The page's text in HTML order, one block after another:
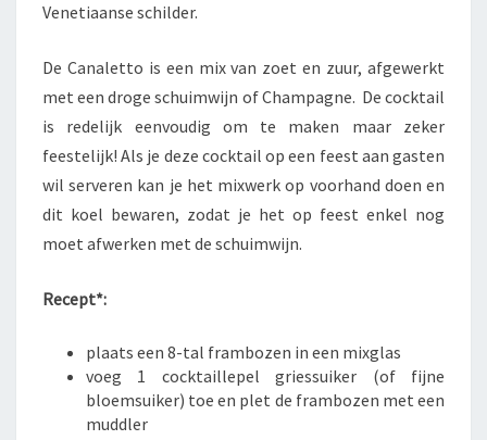
Venetiaanse schilder.
De Canaletto is een mix van zoet en zuur, afgewerkt
met een droge schuimwijn of Champagne. De cocktail
is redelijk eenvoudig om te maken maar zeker
feestelijk! Als je deze cocktail op een feest aan gasten
wil serveren kan je het mixwerk op voorhand doen en
dit koel bewaren, zodat je het op feest enkel nog
moet afwerken met de schuimwijn.
Recept*:
plaats een 8-tal frambozen in een mixglas
voeg 1 cocktaillepel griessuiker (of fijne
bloemsuiker) toe en plet de frambozen met een
muddler